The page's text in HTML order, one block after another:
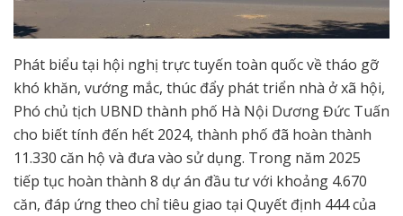
Phát biểu tại hội nghị trực tuyến toàn quốc về tháo gỡ
khó khăn, vướng mắc, thúc đẩy phát triển nhà ở xã hội,
Phó chủ tịch UBND thành phố Hà Nội Dương Đức Tuấn
cho biết tính đến hết 2024, thành phố đã hoàn thành
11.330 căn hộ và đưa vào sử dụng. Trong năm 2025
tiếp tục hoàn thành 8 dự án đầu tư với khoảng 4.670
căn, đáp ứng theo chỉ tiêu giao tại Quyết định 444 của